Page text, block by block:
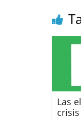
Las